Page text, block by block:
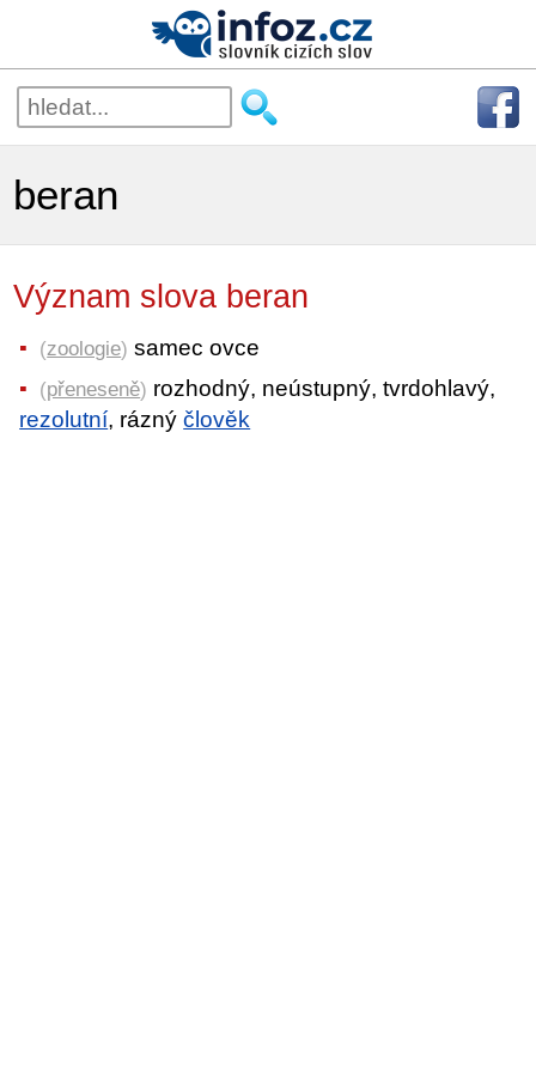
beran
Význam slova beran
(zoologie) samec ovce
(přeneseně) rozhodný, neústupný, tvrdohlavý,
rezolutní, ráznýčlověk